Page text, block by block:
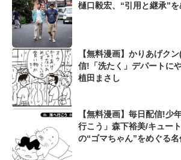
樋口毅宏、“引用と継承”
【無料漫画】かりあげク
信!「洗たく」デパートに
植田まさし
【無料漫画】毎日配信!少
行こう」森下裕美/キュー
の“ゴマちゃん”をめぐる